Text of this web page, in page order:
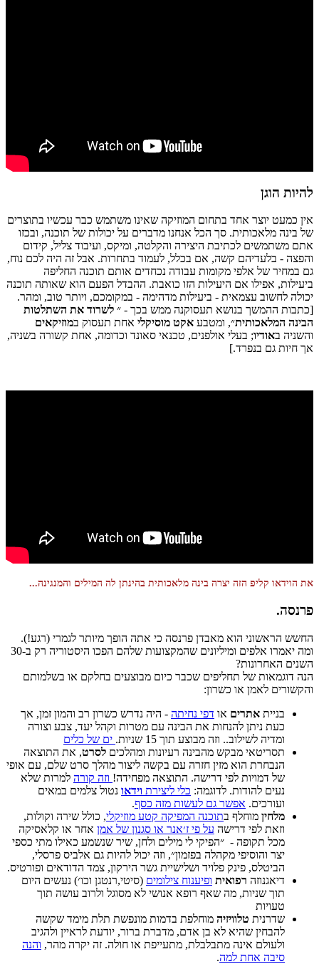
להיות הוגן
אין כמעט יוצר אחד בתחום המוזיקה שאינו משתמש כבר עכשיו בתוצרים
של בינה מלאכותית. סך הכל אנחנו מדברים על יכולות של תוכנה, ובכזו
אתם משתמשים לכתיבת היצירה והקלטה, ומיקס, ועיבוד צליל, קידום
והפצה - בלעדיהם קשה, אם בכלל, לעמוד בתחרות. אבל זה היה לכם נוח,
גם במחיר של אלפי מקומות עבודה נכחדים אותם תוכנה החליפה
ביעילות, אפילו אם היעילות הזו כואבת. ההבדל הפעם הוא שאותה תוכנה
יכולה לחשוב עצמאית - ביעילות מדהימה - במקומכם, ויותר טוב, ומהר.
[כתבות ההמשך בנושא תעסוקנה ממש בכך - ״ לשרוד את השתלטות
הבינה המלאכותית״, ומטבע אקט מוסיקלי אחת תעסוק במוזיקאים
והשניה באודיו; בעלי אולפנים, טכנאי סאונד וכדומה, אחת קשורה בשניה,
אך חיות גם בנפרד.]
את הוידאו קליפ הזה יצרה בינה מלאכותית בהינתן לה המילים והמנגינה...
פרנסה.
החשש הראשוני הוא מאבדן פרנסה כי אתה הופך מיותר לגמרי (רגע!).
ומה יאמרו אלפים ומיליונים שהמקצועות שלהם הפכו היסטוריה רק ב-30
השנים האחרונות?
הנה דוגמאות של תחליפים שכבר כיום מבוצעים בחלקם או בשלמותם
והקשורים לאמן או כשרון:
בניית אתרים או דפי נחיתה - היה נדרש כשרון רב והמון זמן, אך
כעת ניתן להנחות את הבינה עם מטרות וקהל יעד, צבע וצורה
ומדיה לשילוב.. וזה מבוצע תוך 15 שניות.
ים של כלים
תסריטאי מבקש מהבינה רעיונות ומהלכים לסרט, את התוצאה
הנבחרת הוא מזין חזרה עם בקשה ליצור מהלך סרט שלם, עם אופי
של דמויות לפי דרישה. התוצאה מפחידה! וזה קורה למרות שלא
נעים להודות. לדוגמה: כלי ליצירת וידאו נטול צלמים במאים
ועורכים. אפשר גם לעשות מזה כסף.
מלחין מוחלף בתוכנה המפיקה קטע מוזיקלי, כולל שירה וקולות,
וזאת לפי דרישה על פי ז׳אנר או סגנון של אמן אחר או קלאסיקה
מכל תקופה - ״הפיקי לי מילים ולחן, שיר שנשמע כאילו מתי כספי
יצר והוסיפי מקהלה בפזמון״, וזה יכול להיות גם אלביס פרסלי,
הביטלס, פינק פלויד ושלישיית גשר הירקון, צמד הדודאים ופורטיס.
דיאגנוזה רפואית ופיענוח צילומים (סיטי,רנטגן וכו׳) נעשים היום
תוך שניות, מה שאף רופא אנושי לא מסוגל ולרוב עושה תוך
טעויות
שדרנית טלוויזיה מוחלפת בדמות מונפשת תלת מימד שקשה
להבחין שהיא לא בן אדם, מדברת ברור, יודעת לראיין ולהגיב
ולעולם אינה מתבלבלת, מתעייפת או חולה. זה יקרה מהר, והנה
סיבה אחת למה.